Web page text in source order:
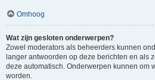
Omhoog
Wat zijn gesloten onderwerpen?
Zowel moderators als beheerders kunnen
langer antwoorden op deze berichten en als
deze automatisch. Onderwerpen kunnen om
worden.